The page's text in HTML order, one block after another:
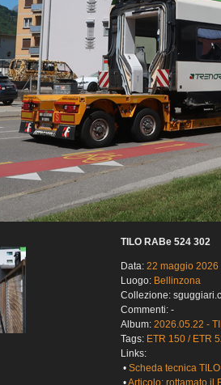
TILO RABe 524 302
Data: 22 maggio 2026
Luogo: Bellinzona
Collezione:
Commenti: -
Album: 2026.05.22 -
Tags: ETR 150 / ETR
Links:
• Scheda tecnica